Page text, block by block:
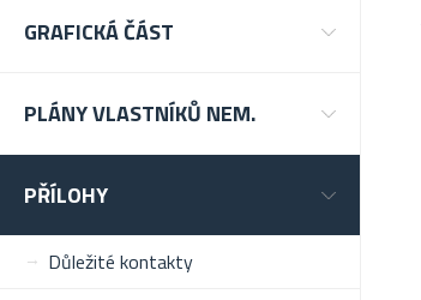
GRAFICKÁ ČÁST
PLÁNY VLASTNÍKŮ NEM.
PŘÍLOHY
Důležité kontakty